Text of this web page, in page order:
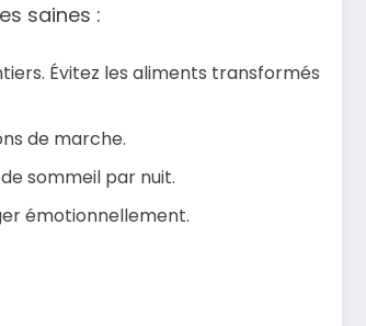
saines :
Évitez les aliments transformés
de marche.
sommeil par nuit.
émotionnellement.